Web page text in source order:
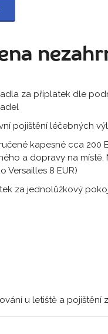
za příplatek dle
pojištění léčebných
kapesné cca 200
a dopravy na místě,
Versailles 8 EUR)
za jednolůžkový
u letiště a pojištění